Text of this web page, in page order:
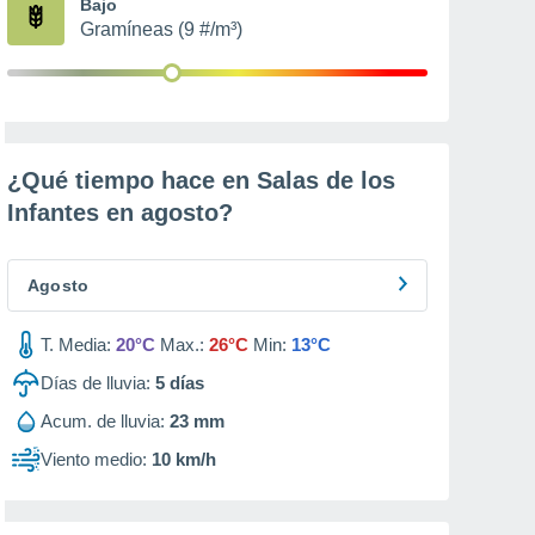
Bajo
Gramíneas (9 #/m³)
¿Qué tiempo hace en Salas de los
Infantes en agosto?
Agosto
T. Media: 20°C Max.: 26°C Min: 13°C
Días de lluvia: 5 días
Acum. de lluvia: 23 mm
Viento medio: 10 km/h